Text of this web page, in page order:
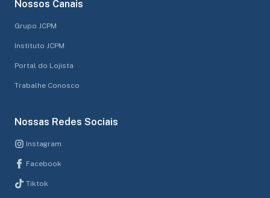
Nossos Canais
Grupo JCPM
Instituto JCPM
Portal do Lojista
Trabalhe Conosco
Nossas Redes Sociais
Instagram
Facebook
Tiktok